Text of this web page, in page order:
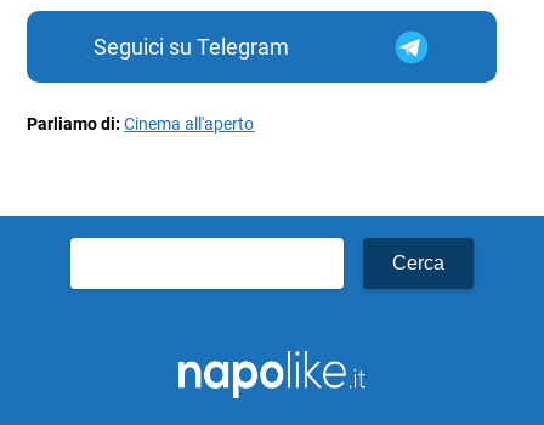
Seguici su Telegram
Parliamo di:Cinema all'aperto
per: